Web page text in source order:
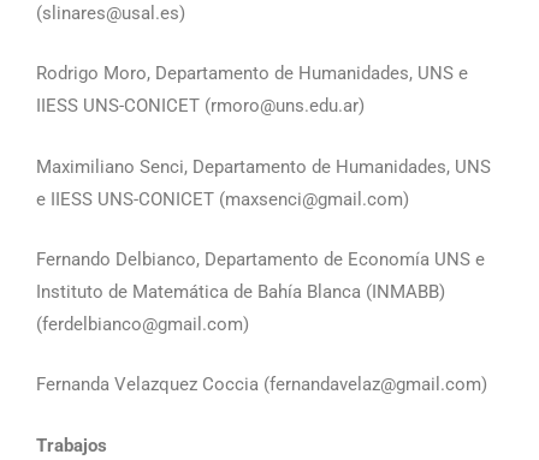
(slinares@usal.es)
Rodrigo Moro, Departamento de Humanidades, UNS e
IIESS UNS-CONICET (rmoro@uns.edu.ar)
Maximiliano Senci, Departamento de Humanidades, UNS
e IIESS UNS-CONICET (maxsenci@gmail.com)
Fernando Delbianco, Departamento de Economía UNS e
Instituto de Matemática de Bahía Blanca (INMABB)
(ferdelbianco@gmail.com)
Fernanda Velazquez Coccia (fernandavelaz@gmail.com)
Trabajos